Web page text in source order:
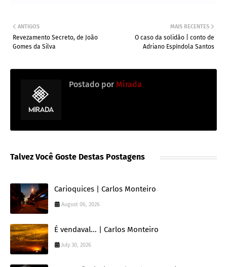
MAIS RECENTES
O caso da solidão | conto de
Adriano Espíndola Santos
ANTIGOS
Revezamento Secreto, de João
Gomes da Silva
Postado por Mirada
Talvez Você Goste Destas Postagens
Carioquices | Carlos Monteiro
August 06, 2026
É vendaval... | Carlos Monteiro
July 30, 2026